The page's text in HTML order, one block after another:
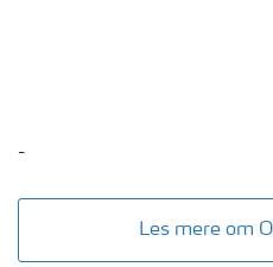
-
Les mere om